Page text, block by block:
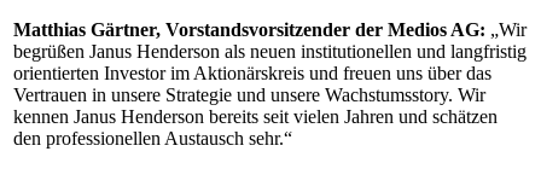
Matthias Gärtner, Vorstandsvorsitzender der Medios AG: „Wir
begrüßen Janus Henderson als neuen institutionellen und langfristig
orientierten Investor im Aktionärskreis und freuen uns über das
Vertrauen in unsere Strategie und unsere Wachstumsstory. Wir
kennen Janus Henderson bereits seit vielen Jahren und schätzen
den professionellen Austausch sehr.“